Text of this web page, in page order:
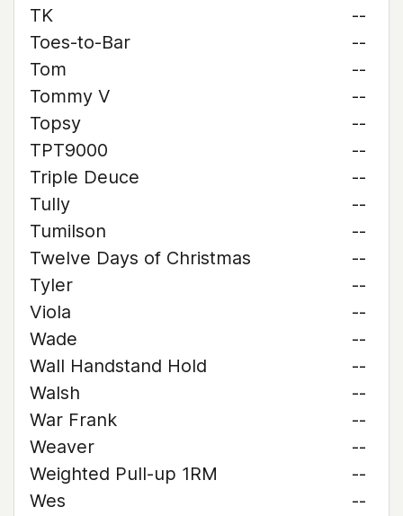
TK
--
Toes-to-Bar
--
Tom
--
Tommy V
--
Topsy
--
TPT9000
--
Triple Deuce
--
Tully
--
Tumilson
--
Twelve Days of Christmas
--
Tyler
--
Viola
--
Wade
--
Wall Handstand Hold
--
Walsh
--
War Frank
--
Weaver
--
Weighted Pull-up 1RM
--
Wes
--